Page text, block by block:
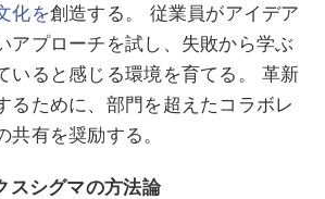
化を創造する。 従業員がアイデア
アプローチを試し、失敗から学ぶ
いると感じる環境を育てる。 革新
るために、部門を超えたコラボレ
共有を奨励する。
スシグマの方法論